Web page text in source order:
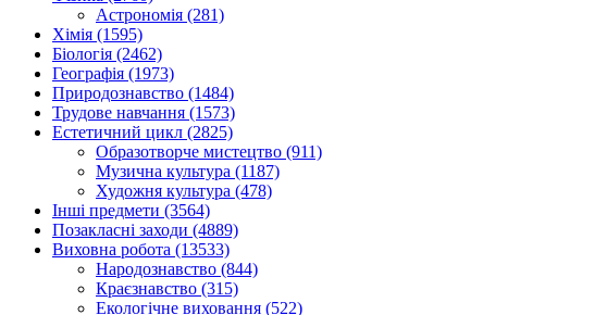
Астрономія (281)
Хімія (1595)
Біологія (2462)
Географія (1973)
Природознавство (1484)
Трудове навчання (1573)
Естетичний цикл (2825)
Образотворче мистецтво (911)
Музична культура (1187)
Художня культура (478)
Інші предмети (3564)
Позакласні заходи (4889)
Виховна робота (13533)
Народознавство (844)
Краєзнавство (315)
Екологічне виховання (522)